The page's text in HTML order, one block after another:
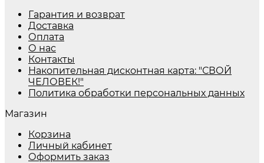
Гарантия и возврат
Доставка
Оплата
О нас
Контакты
Накопительная дисконтная карта: "СВОЙ
ЧЕЛОВЕК!"
Политика обработки персональных данных
Магазин
Корзина
Личный кабинет
Оформить заказ